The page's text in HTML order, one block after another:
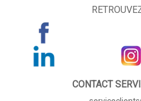
CONTACT